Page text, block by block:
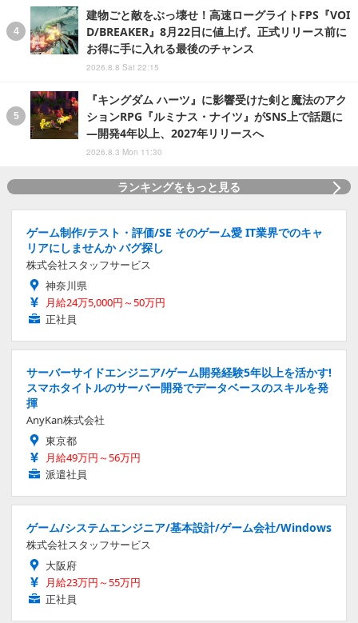
建物ごと敵をぶっ壊せ！高速ローグライトFPS『VOI
D/BREAKER』8月22日に値上げ。正式リリース前に
お得に手に入れる最後のチャンス
2026.8.8 Sat 22:15
『キングダム ハーツ』に影響受けた剣と魔法のアク
ションRPG『ルミナス・ナイツ』がSNS上で話題に
―開発4年以上、2027年リリースへ
2026.8.3 Mon 11:30
ランキングをもっと見る
ゲーム制作/テスト・評価/SE そのゲーム愛 IT業界でのキャ
リアにしませんか バグ探し
株式会社スタッフサービス
神奈川県
月給24万5,000円～50万円
正社員
サーバーサイドエンジニア/ゲーム開発経験5年以上を活かす!
スマホタイトルのサーバー開発でデータベースのスキルを発
揮
AnyKan株式会社
東京都
月給49万円～56万円
派遣社員
ゲーム/システムエンジニア/基本設計/ゲーム会社/Windows
株式会社スタッフサービス
大阪府
月給23万円～55万円
正社員